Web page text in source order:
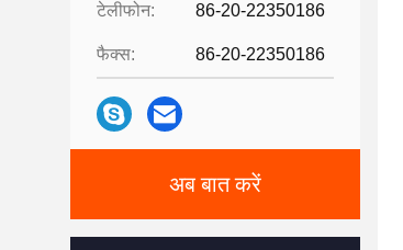
टेलीफोन: 86-20-22350186
फैक्स: 86-20-22350186
अब बात करें